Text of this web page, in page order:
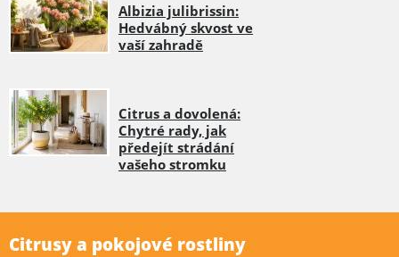
Albizia julibrissin:
Hedvábný skvost ve
vaší zahradě
Citrus a dovolená:
Chytré rady, jak
předejít strádání
vašeho stromku
Citrusy a pokojové rostliny